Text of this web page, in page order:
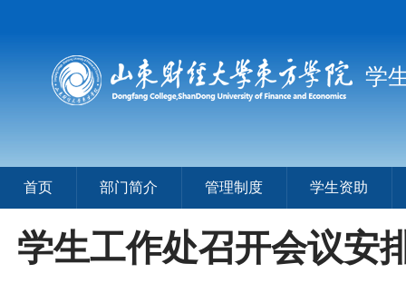
学
首页 部门简介 管理制度 学生资助
学生工作处召开会议安